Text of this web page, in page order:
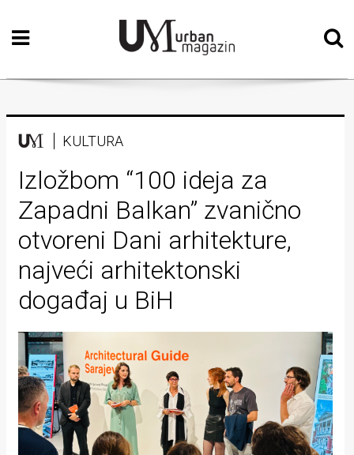
Početna
Vizualne
Teatar
Književnost
Muzika
Film
Intervju
Kolumne
Kultura
Lifestyle
Beauty
Fashion
KULTURA
Izložbom “100 ideja za
Zapadni Balkan” zvanično
otvoreni Dani arhitekture,
najveći arhitektonski
događaj u BiH